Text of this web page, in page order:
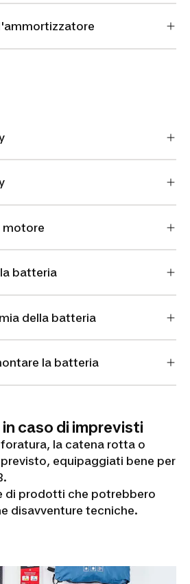
motore
batteria
della batteria
la batteria
caso di imprevisti
la catena rotta o
equipaggiati bene per
di prodotti che potrebbero
disavventure tecniche.